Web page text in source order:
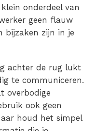
onderdeel van
geen flauw
bijzaken zijn in je
achter de rug lukt
te communiceren.
overbodige
ook geen
houd het simpel